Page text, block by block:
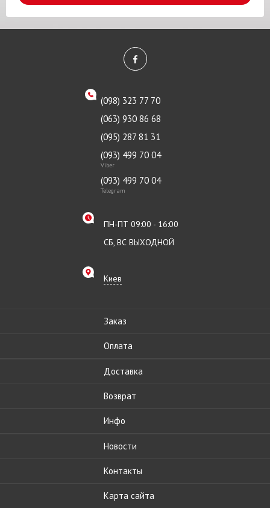
(098) 323 77 70
(063) 930 86 68
(095) 287 81 31
(093) 499 70 04
Viber
(093) 499 70 04
Telegram
ПН-ПТ 09:00 - 16:00
СБ, ВС ВЫХОДНОЙ
Киев
Заказ
Оплата
Доставка
Возврат
Инфо
Новости
Контакты
Карта сайта